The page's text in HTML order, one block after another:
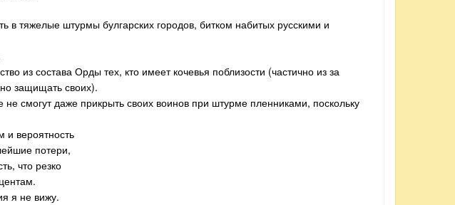
в тяжелые штурмы булгарских городов, битком набитых русскими и
из состава Орды тех, кто имеет кочевья поблизости (частично из за
защищать своих).
смогут даже прикрыть своих воинов при штурме пленниками, поскольку
и вероятность
потери,
что резко
я не вижу.